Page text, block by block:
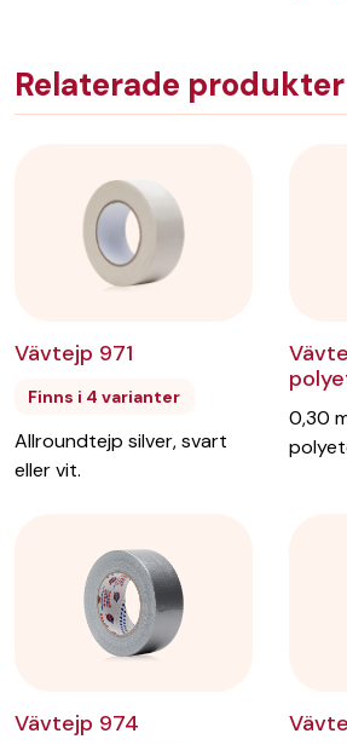
Relaterade produkter
Vävtejp 971
Finns i 4 varianter
Allroundtejp silver, svart
eller vit.
0,30
Vävtejp 974